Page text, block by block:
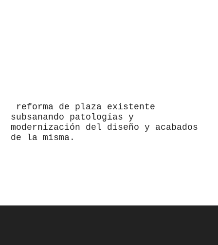
reforma de plaza existente
subsanando patologías y
modernización del diseño y acabados
de la misma.